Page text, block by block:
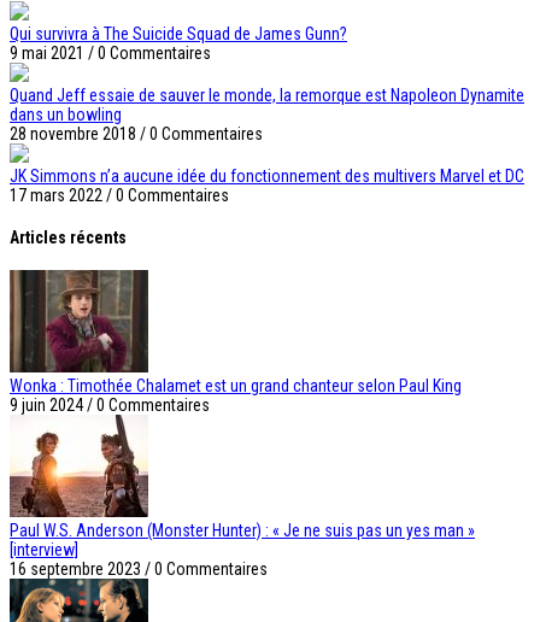
Qui survivra à The Suicide Squad de James Gunn?
9 mai 2021 /0 Commentaires
Quand Jeff essaie de sauver le monde, la remorque est Napoleon Dynamite
dans un bowling
28 novembre 2018 /0 Commentaires
JK Simmons n’a aucune idée du fonctionnement des multivers Marvel et DC
17 mars 2022/0 Commentaires
Articles récents
Wonka : Timothée Chalamet est un grand chanteur selon Paul King
9 juin 2024/0 Commentaires
Paul W.S. Anderson (Monster Hunter) : « Je ne suis pas un yes man »
[interview]
16 septembre 2023 /0 Commentaires